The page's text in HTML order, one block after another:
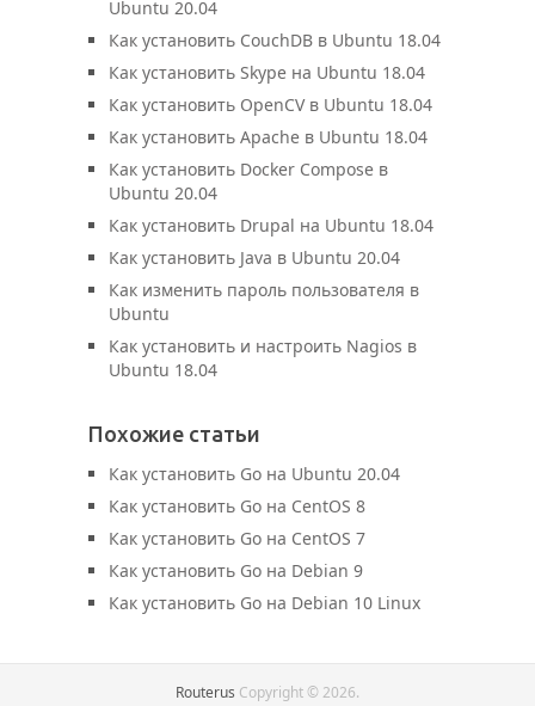
Ubuntu 20.04
Как установить CouchDB в Ubuntu 18.04
Как установить Skype на Ubuntu 18.04
Как установить OpenCV в Ubuntu 18.04
Как установить Apache в Ubuntu 18.04
Как установить Docker Compose в
Ubuntu 20.04
Как установить Drupal на Ubuntu 18.04
Как установить Java в Ubuntu 20.04
Как изменить пароль пользователя в
Ubuntu
Как установить и настроить Nagios в
Ubuntu 18.04
Похожие статьи
Как установить Go на Ubuntu 20.04
Как установить Go на CentOS 8
Как установить Go на CentOS 7
Как установить Go на Debian 9
Как установить Go на Debian 10 Linux
Routerus Copyright © 2026.